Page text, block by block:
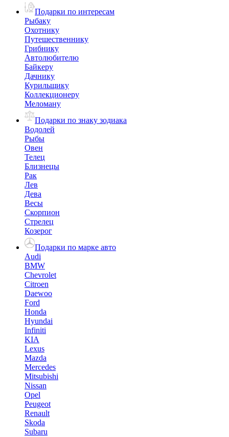
Подарки по интересам
Рыбаку
Охотнику
Путешественнику
Грибнику
Автолюбителю
Байкеру
Дачнику
Курильщику
Коллекционеру
Меломану
Подарки по знаку зодиака
Водолей
Рыбы
Овен
Телец
Близнецы
Рак
Лев
Дева
Весы
Скорпион
Стрелец
Козерог
Подарки по марке авто
Audi
BMW
Chevrolet
Citroen
Daewoo
Ford
Honda
Hyundai
Infiniti
KIA
Lexus
Mazda
Mercedes
Mitsubishi
Nissan
Opel
Peugeot
Renault
Skoda
Subaru